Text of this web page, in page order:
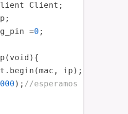
Client;
=0 ;
ip);
); //esperamos 1 seg